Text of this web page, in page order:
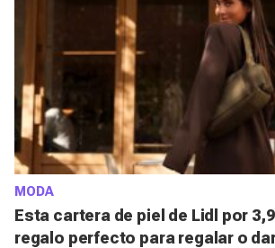
MODA
Esta cartera de piel de Lidl por
regalo perfecto para regalar o